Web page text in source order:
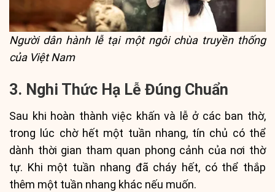
Người dân hành lễ tại một ngôi chùa truyền thống
của Việt Nam
3. Nghi Thức Hạ Lễ Đúng Chuẩn
Sau khi hoàn thành việc khấn và lễ ở các ban thờ,
trong lúc chờ hết một tuần nhang, tín chủ có thể
dành thời gian tham quan phong cảnh của nơi thờ
tự. Khi một tuần nhang đã cháy hết, có thể thắp
thêm một tuần nhang khác nếu muốn.